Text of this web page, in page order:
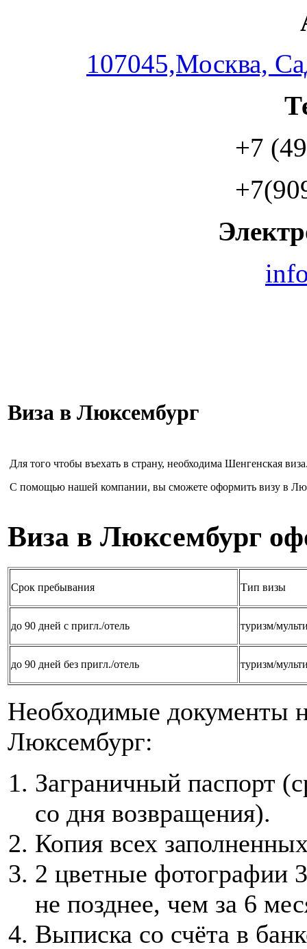
107045,Москва,
+7
Виза в Люксембург
Для того чтобы въехать в страну, необходима Шенгенская
С помощью нашей компании, вы сможете оформить визу в
Виза в Люксембург
Срок пребывания Тип визы
до 90 дней с пригл./отель туризм/
до 90 дней без пригл./отель туризм/
Необходимые документы
Люксембург:
Заграничный паспорт
со дня возвращения).
Копия всех
2 цветные фотографии
не позднее, чем за 6
Выписка со счёта в